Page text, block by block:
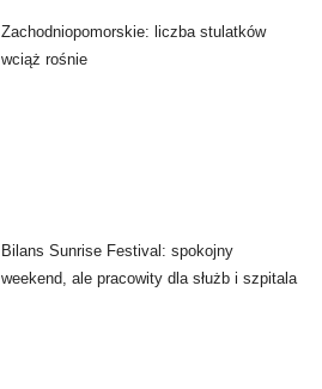
Zachodniopomorskie: liczba stulatków
wciąż rośnie
Bilans Sunrise Festival: spokojny
weekend, ale pracowity dla służb i szpitala